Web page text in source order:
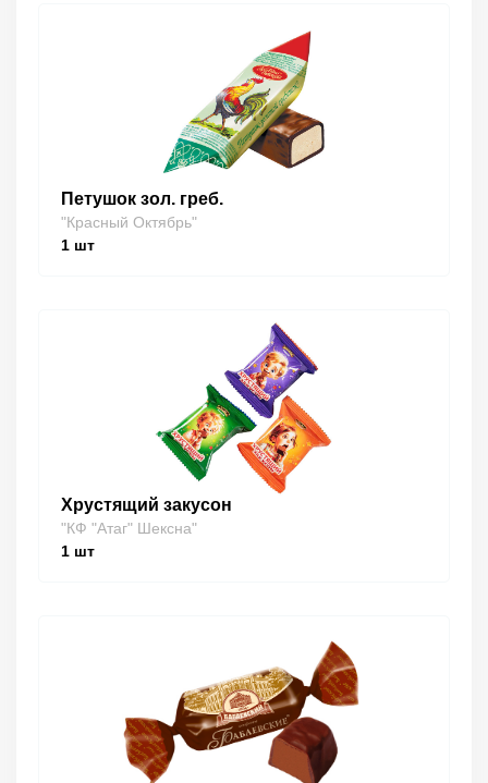
Петушок зол. греб.
"Красный Октябрь"
1 шт
Хрустящий закусон
"КФ "Атаг" Шексна"
1 шт